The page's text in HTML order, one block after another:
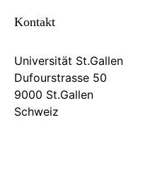
Kontakt
Universität St.Gallen
Dufourstrasse 50
9000 St.Gallen
Schweiz